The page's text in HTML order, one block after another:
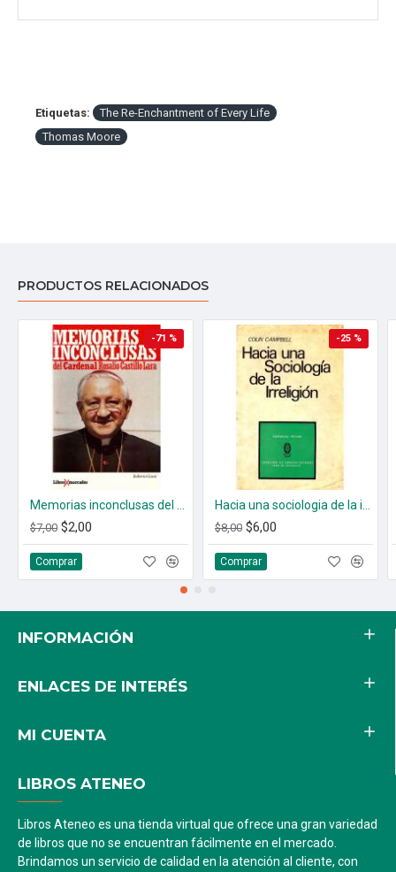
Etiquetas:
The Re-Enchantment of Every Life
Thomas Moore
PRODUCTOS RELACIONADOS
-71 %
$7,00 $2,00
Comprar
-25 %
$8,00 $6,00
Comprar
INFORMACIÓN
ENLACES DE INTERÉS
MI CUENTA
LIBROS ATENEO
Libros Ateneo es una tienda virtual que ofrece una gran variedad
de libros que no se encuentran fácilmente en el mercado.
Brindamos un servicio de calidad en la atención al cliente, con